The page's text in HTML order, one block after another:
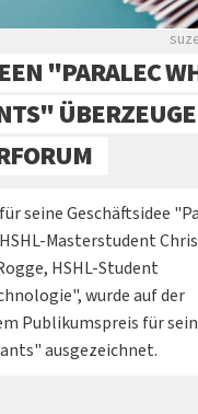
"PARALEC
seine Geschäftsidee
Masterstudent
HSHL-Student
wurde auf der
Publikumspreis für
ausgezeichnet.